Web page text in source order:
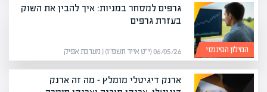
המילון הפיננסי
גרפים למסחר במניות: איך להבין את השוק
בעזרת גרפים
06/05/26 (י״ט אייר תשפ״ו) | מערכת אפיק
ארנק דיגיטלי מומלץ – מה זה ארנק